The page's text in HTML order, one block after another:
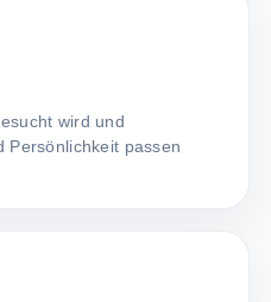
wird und
Persönlichkeit passen